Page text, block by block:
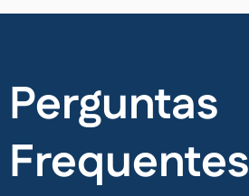
Perguntas
Frequentes